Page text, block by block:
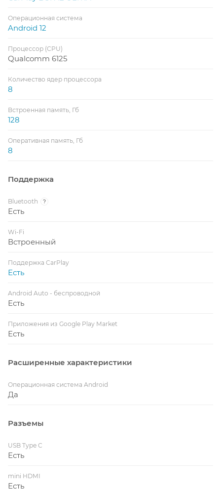
Операционная система
Android 12
Процессор (CPU)
Qualcomm 6125
Количество ядер процессора
8
Встроенная память, Гб
128
Оперативная память, Гб
8
Поддержка
Bluetooth ?
Есть
Wi-Fi
Встроенный
Поддержка CarPlay
Есть
Android Auto - беспроводной
Есть
Приложения из Google Play Market
Есть
Расширенные характеристики
Операционная система Android
Да
Разъемы
USB Type C
Есть
mini HDMI
Есть